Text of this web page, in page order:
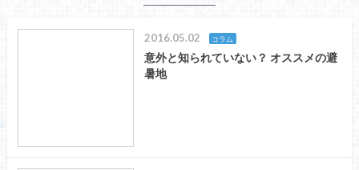
2016.05.02 コラム
意外と知られていない？ オススメの避
暑地